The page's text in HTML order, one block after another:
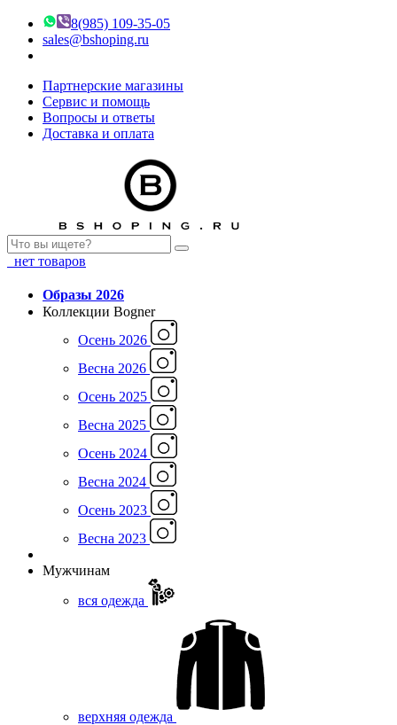
8(985) 109-35-05
sales@bshoping.ru
Партнерские магазины
Сервис и помощь
Вопросы и ответы
Доставка и оплата
нет товаров
Образы 2026
Коллекции Bogner
Осень 2026
Весна 2026
Осень 2025
Весна 2025
Осень 2024
Весна 2024
Осень 2023
Весна 2023
Мужчинам
вся одежда
верхняя одежда